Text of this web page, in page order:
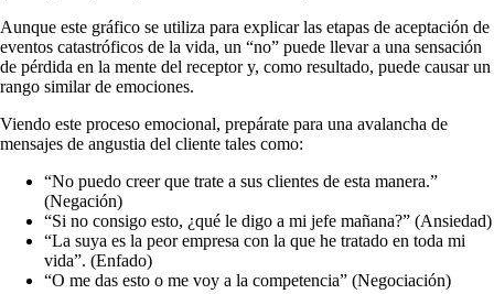
Aunque este gráfico se utiliza para explicar las etapas de aceptación de
eventos catastróficos de la vida, un “no” puede llevar a una sensación
de pérdida en la mente del receptor y, como resultado, puede causar un
rango similar de emociones.
Viendo este proceso emocional, prepárate para una avalancha de
mensajes de angustia del cliente tales como:
“No puedo creer que trate a sus clientes de esta manera.”
(Negación)
“Si no consigo esto, ¿qué le digo a mi jefe mañana?” (Ansiedad)
“La suya es la peor empresa con la que he tratado en toda mi
vida”. (Enfado)
“O me das esto o me voy a la competencia” (Negociación)